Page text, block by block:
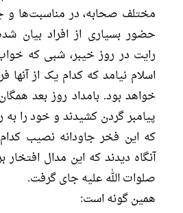
مختلف صحابه، در مناسبت‌ها و
حضور بسیاری از افراد بیان
رایت در روز خیبر، شبی که
اسلام نیامد که کدام یک از آنها
خواهد بود. بامداد روز بعد
پیامبر گردن کشیدند و خود را به
که این فخر جاودانه نصیب
آنگاه دیدند که این مدال افتخار
صلوات الله علیه جای گرفت.
همین گونه است: